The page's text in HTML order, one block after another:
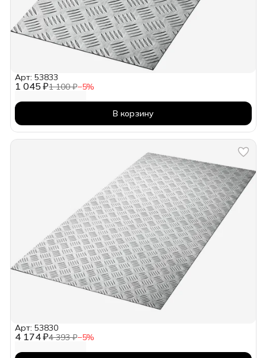
1 045 ₽1 100 ₽−5%
Арт: 53833
В корзину
4 174 ₽4 393 ₽−5%
Арт: 53830